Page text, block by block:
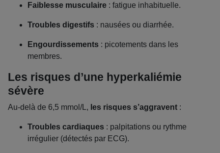
Faiblesse musculaire : fatigue inhabituelle.
Troubles digestifs : nausées ou diarrhée.
Engourdissements : picotements dans les
membres.
Les risques d’une hyperkaliémie
sévère
Au-delà de 6,5 mmol/L, les risques s’aggravent :
Troubles cardiaques : palpitations ou rythme
irrégulier (détectés par ECG).